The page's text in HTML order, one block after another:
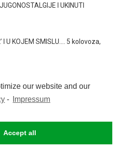
our website and our
- Impressum
Accept all
I UKINUTI
I U KOJEM SMISLU…. 5 kolovoza,